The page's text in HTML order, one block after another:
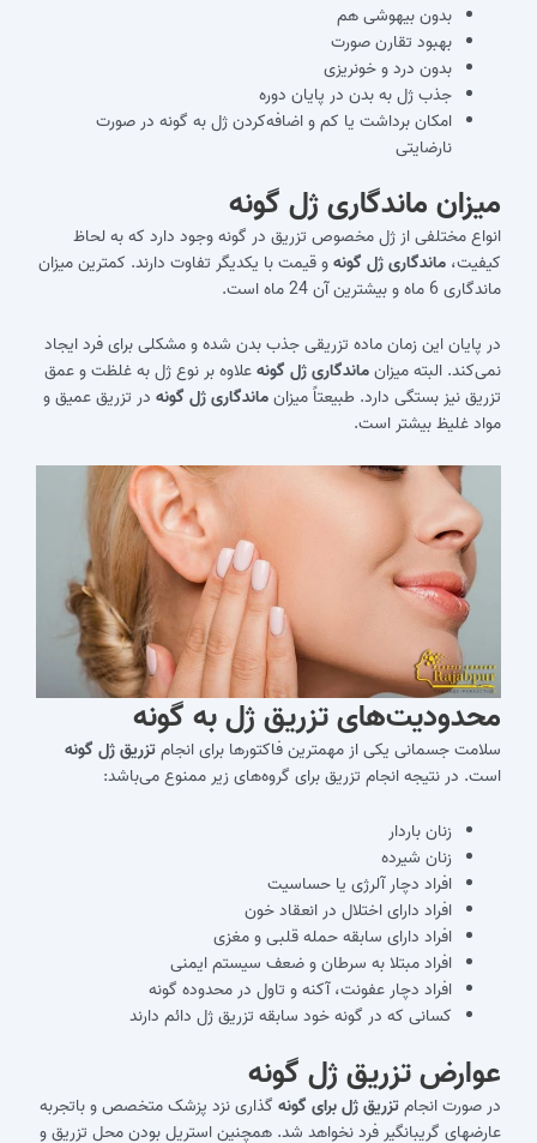
بدون بیهوشی هم
بهبود تقارن صورت
بدون درد و خونریزی
جذب ژل به بدن در پایان دوره
امکان برداشت یا کم و اضافه‌کردن ژل به گونه در صورت
نارضایتی
میزان ماندگاری ژل گونه
انواع مختلفی از ژل مخصوص تزریق در گونه وجود دارد که به لحاظ
کیفیت، ماندگاری ژل گونهو قیمت با یکدیگر تفاوت دارند. کمترین میزان
ماندگاری 6 ماه و بیشترین آن 24 ماه است.
در پایان این زمان ماده تزریقی جذب بدن شده و مشکلی برای فرد ایجاد
نمی‌کند. البته میزانماندگاری ژل گونهعلاوه بر نوع ژل به غلظت و عمق
تزریق نیز بستگی دارد. طبیعتاً میزانماندگاری ژل گونه در تزریق عمیق و
مواد غلیظ بیشتر است.
محدودیت‌‎های تزریق ژل به گونه
سلامت جسمانی یکی از مهم‎ترین فاکتورها برای انجام
تزریق ژل گونه
است. در نتیجه انجام تزریق برای گروه‌های زیر ممنوع می‌‎باشد:
زنان باردار
زنان شیرده
افراد دچار آلرژی یا حساسیت
افراد دارای اختلال در انعقاد خون
افراد دارای سابقه حمله قلبی و مغزی
افراد مبتلا به سرطان و ضعف سیستم ایمنی
افراد دچار عفونت، آکنه و تاول در محدوده گونه
کسانی که در گونه خود سابقه تزریق ژل دائم دارند
عوارض تزریق ژل گونه
در صورت انجامتزریق ژل برای گونه گذاری نزد پزشک متخصص و باتجربه
عارضه‎ای گریبان‎گیر فرد نخواهد شد. همچنین استریل بودن محل تزریق و